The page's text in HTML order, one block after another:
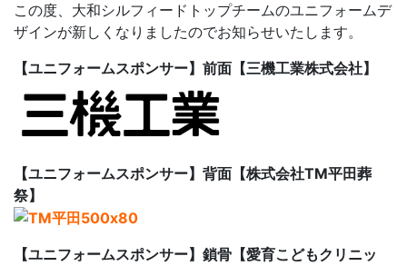
この度、大和シルフィードトップチームのユニフォームデ
ザインが新しくなりましたのでお知らせいたします。
【ユニフォームスポンサー】前面【三機工業株式会社】
【ユニフォームスポンサー】背面【株式会社TM平田葬
祭】
【ユニフォームスポンサー】鎖骨【愛育こどもクリニッ